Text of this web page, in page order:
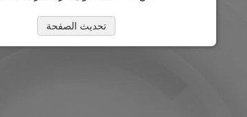
تحديث الصفحة